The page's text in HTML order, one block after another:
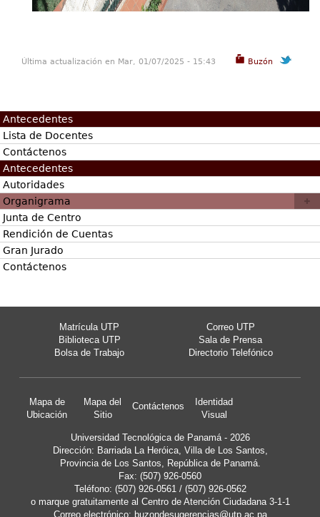
Buzón
Última actualización en Mar, 01/07/2025 - 15:43
Antecedentes
Lista de Docentes
Contáctenos
Antecedentes
Autoridades
Organigrama
Junta de Centro
Rendición de Cuentas
Gran Jurado
Contáctenos
Matrícula UTP
Correo UTP
Biblioteca UTP
Sala de Prensa
Bolsa de Trabajo
Directorio Telefónico
Mapa de
Ubicación
Mapa del
Sitio
Contáctenos
Identidad
Visual
Universidad Tecnológica de Panamá - 2026
Dirección: Barriada La Heróica, Villa de Los Santos,
Provincia de Los Santos, República de Panamá.
Fax: (507) 926-0560
Teléfono: (507) 926-0561 / (507) 926-0562
o marque gratuitamente al Centro de Atención Ciudadana 3-1-1
Correo electrónico: buzondesugerencias@utp.ac.pa